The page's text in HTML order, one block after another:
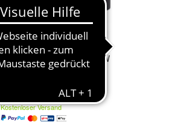
Kaminofen AUS STAHL
KRATKI ROLLO Ø 150 7 KW
Satz
Kostenloser Versand